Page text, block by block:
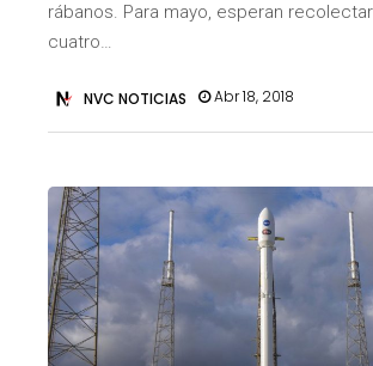
rábanos. Para mayo, esperan
cuatro…
NVC NOTICIAS Abr 18, 2018